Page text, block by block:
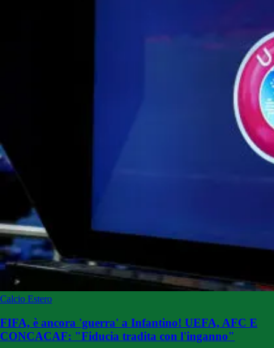
Calcio Estero
FIFA, è ancora 'guerra' a Infantino! UEFA, AFC E
CONCACAF: "Fiducia tradita con l'inganno"